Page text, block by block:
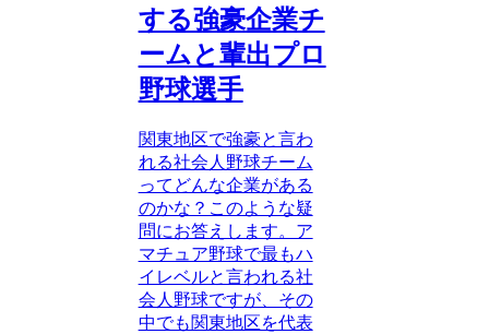
する強豪企業チ
ームと輩出プロ
野球選手
関東地区で強豪と言わ
れる社会人野球チーム
ってどんな企業がある
のかな？このような疑
問にお答えします。ア
マチュア野球で最もハ
イレベルと言われる社
会人野球ですが、その
中でも関東地区を代表